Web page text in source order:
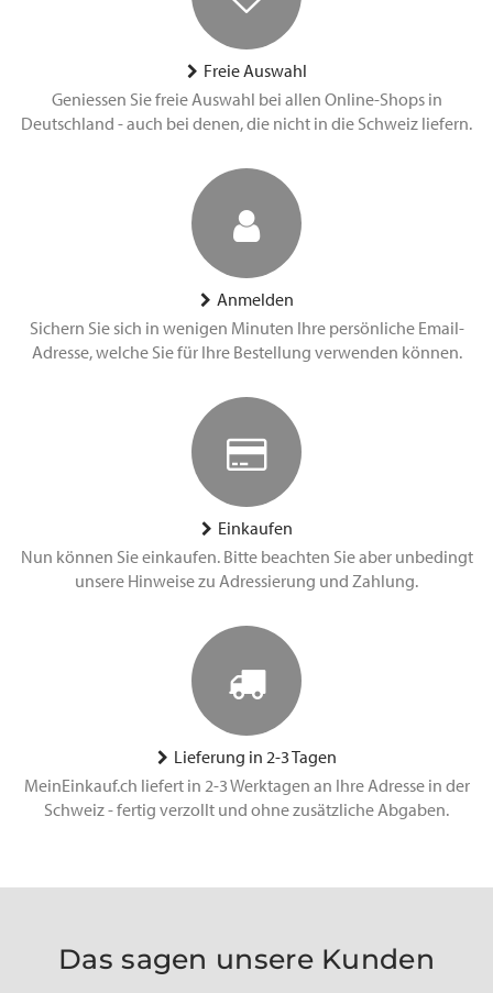
Freie Auswahl
Geniessen Sie freie Auswahl bei allen Online-Shops in
Deutschland - auch bei denen, die nicht in die Schweiz liefern.
Anmelden
Sichern Sie sich in wenigen Minuten Ihre persönliche Email-
Adresse, welche Sie für Ihre Bestellung verwenden können.
Einkaufen
Nun können Sie einkaufen. Bitte beachten Sie aber unbedingt
unsere Hinweise zu Adressierung und Zahlung.
Lieferung in 2-3 Tagen
MeinEinkauf.ch liefert in 2-3 Werktagen an Ihre Adresse in der
Schweiz - fertig verzollt und ohne zusätzliche Abgaben.
Das sagen unsere Kunden